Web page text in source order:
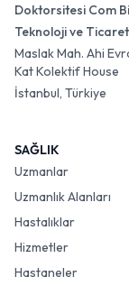
Doktorsitesi Com
Teknoloji ve Ticaret
Maslak Mah. Ahi
Kat Kolektif House
İstanbul, Türkiye
SAĞLIK
Uzmanlar
Uzmanlık Alanları
Hastalıklar
Hizmetler
Hastaneler